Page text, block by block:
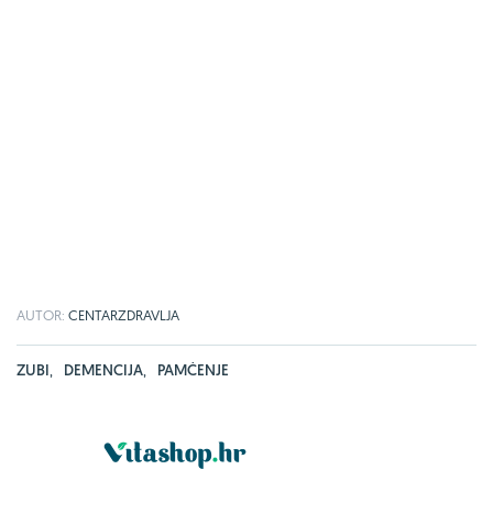
AUTOR: CENTARZDRAVLJA
ZUBI, DEMENCIJA, PAMĆENJE